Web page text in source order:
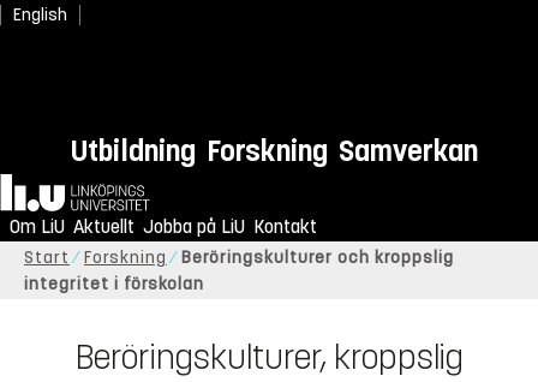
English
Utbildning Forskning Samverkan
Hem
Om LiU Aktuellt Jobba på LiU Kontakt
Start Forskning
Beröringskulturer och kroppslig
integritet i förskolan
Beröringskulturer, kroppslig